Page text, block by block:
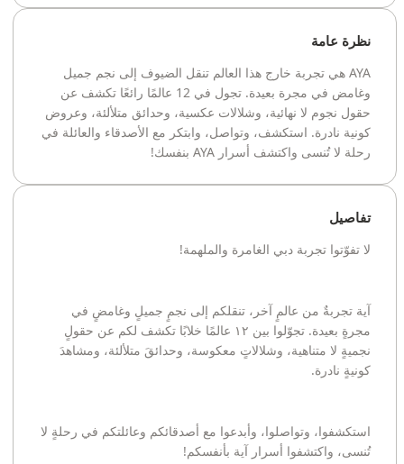
نظرة عامة
AYA هي تجربة خارج هذا العالم تنقل الضيوف إلى نجم جميل
وغامض في مجرة بعيدة. تجول في 12 عالمًا رائعًا تكشف عن
حقول نجوم لا نهائية، وشلالات عكسية، وحدائق متلألئة، وعروض
كونية نادرة. استكشف، وتواصل، وابتكر مع الأصدقاء والعائلة في
رحلة لا تُنسى واكتشف أسرار AYA بنفسك!
تفاصيل
لا تفوّتوا تجربة دبي الغامرة والملهمة!
آية تجربةٌ من عالمٍ آخر، تنقلكم إلى نجمٍ جميلٍ وغامضٍ في
مجرةٍ بعيدة. تجوّلوا بين ١٢ عالمًا خلابًا تكشف لكم عن حقولٍ
نجميةٍ لا متناهية، وشلالاتٍ معكوسة، وحدائقَ متلألئة، ومشاهدَ
كونيةٍ نادرة.
استكشفوا، وتواصلوا، وأبدعوا مع أصدقائكم وعائلتكم في رحلةٍ لا
تُنسى، واكتشفوا أسرار آية بأنفسكم!